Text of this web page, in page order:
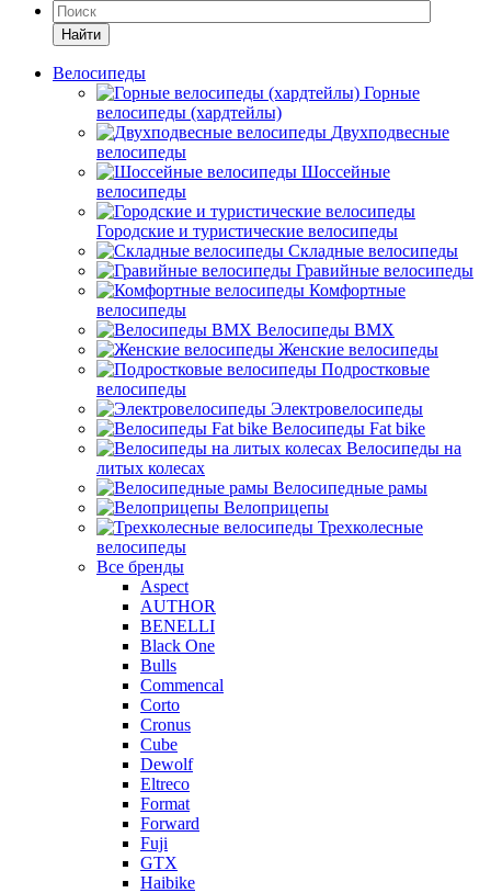
Найти
Велосипеды
Горные
велосипеды (хардтейлы)
Двухподвесные
велосипеды
Шоссейные
велосипеды
Городские и туристические велосипеды
Складные велосипеды
Гравийные велосипеды
Комфортные
велосипеды
Велосипеды BMX
Женские велосипеды
Подростковые
велосипеды
Электровелосипеды
Велосипеды Fat bike
Велосипеды на
литых колесах
Велосипедные рамы
Велоприцепы
Трехколесные
велосипеды
Все бренды
Aspect
AUTHOR
BENELLI
Black One
Bulls
Commencal
Corto
Cronus
Cube
Dewolf
Eltreco
Format
Forward
Fuji
GTX
Haibike